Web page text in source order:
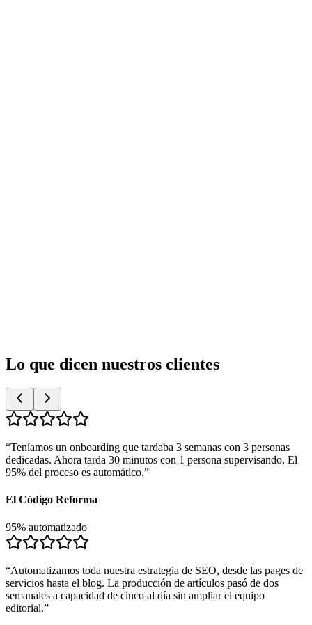
Lo que dicen nuestros clientes
“Teníamos un onboarding que tardaba 3 semanas con 3 personas
dedicadas. Ahora tarda 30 minutos con 1 persona supervisando. El
95% del proceso es automático.”
El Código Reforma
95% automatizado
“Automatizamos toda nuestra estrategia de SEO, desde las pages de
servicios hasta el blog. La producción de artículos pasó de dos
semanales a capacidad de cinco al día sin ampliar el equipo
editorial.”